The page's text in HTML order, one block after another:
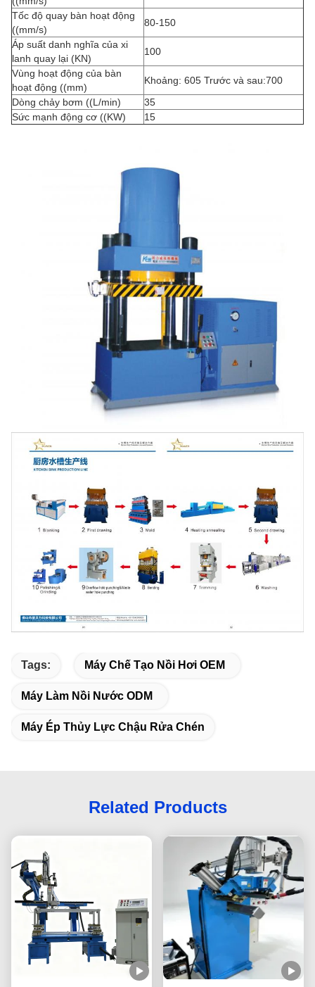
Tốc độ quay bàn hoạt động
((mm/s)
80-150
Áp suất danh nghĩa của xi
lanh quay lại (KN)
100
Vùng hoạt động của bàn
hoạt động ((mm)
Khoảng: 605 Trước và sau:700
Dòng chảy bơm ((L/min)
35
Sức mạnh động cơ ((KW)
15
Tags: Máy Chế Tạo Nồi Hơi OEM
Máy Làm Nồi Nước ODM
Máy Ép Thủy Lực Chậu Rửa Chén
Related Products